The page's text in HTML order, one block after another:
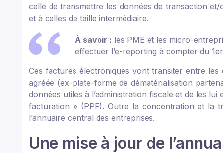
celle de transmettre les données de transaction
et à celles de taille intermédiaire.
À savoir : les PME et les micro-
effectuer l’e-reporting à compter du 1er
Ces factures électroniques vont transiter entre les
agréée (ex-plate-forme de dématérialisation
données utiles à l’administration fiscale et de les
facturation » (PPF). Outre la concentration et la
l’annuaire central des entreprises.
Une mise à jour de